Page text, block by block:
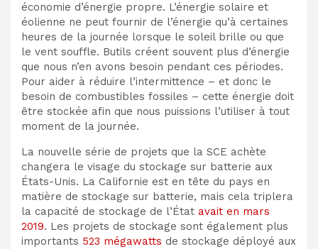
économie d’énergie propre. L’énergie solaire et
éolienne ne peut fournir de l’énergie qu’à certaines
heures de la journée lorsque le soleil brille ou que
le vent souffle. Butils créent souvent plus d’énergie
que nous n’en avons besoin pendant ces périodes.
Pour aider à réduire l’intermittence – et donc le
besoin de combustibles fossiles – cette énergie doit
être stockée afin que nous puissions l’utiliser à tout
moment de la journée.
La nouvelle série de projets que la SCE achète
changera le visage du stockage sur batterie aux
États-Unis. La Californie est en tête du pays en
matière de stockage sur batterie, mais cela triplera
la capacité de stockage de l’État avait en mars
2019. Les projets de stockage sont également plus
importants 523 mégawatts de stockage déployé aux